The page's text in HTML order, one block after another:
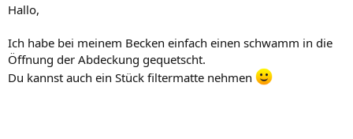
Hallo,
Ich habe bei meinem Becken einfach einen schwamm in die
Öffnung der Abdeckung gequetscht.
Du kannst auch ein Stück filtermatte nehmen